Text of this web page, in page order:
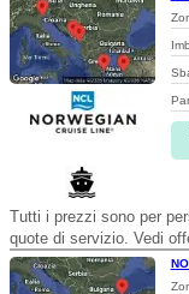
Tutti i prezzi sono per
quote di servizio. Vedi